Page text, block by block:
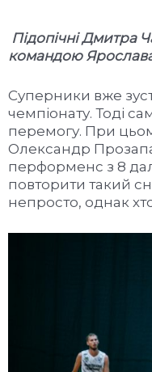
Підопічні Дмитра
командою
Суперники вже
чемпіонату. Тоді
перемогу. При
Олександр
перформенс з 8
повторити такий
непросто, однак